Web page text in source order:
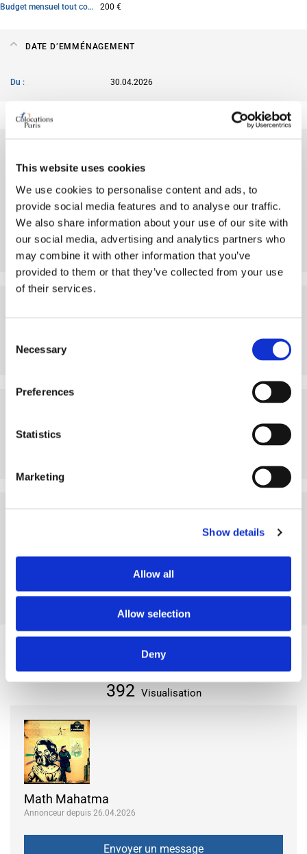
This website uses cookies
We use cookies to personalise content and ads, to
provide social media features and to analyse our traffic.
We also share information about your use of our site with
our social media, advertising and analytics partners who
may combine it with other information that you’ve
provided to them or that they’ve collected from your use
of their services.
Selection
Necessary
Preferences
Statistics
Marketing
Show details
Allow all
Allow selection
Deny
Math Mahatma
Annonceur depuis 26.04.2026
Budget mensuel tout compris 200 €
DATE D’EMMÉNAGEMENT
Du 30.04.2026
Ma tranche d’âge
préfère ne pas préciser
Mon statut professionnelindépendant
Mes habitudes de propretétrès propre
Porte des Lilas
392 Visualisation
il y a 3 mois